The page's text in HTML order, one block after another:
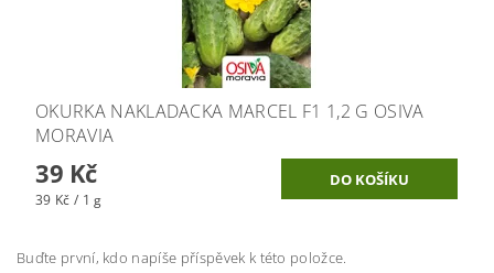
OKURKA NAKLADACKA MARCEL F1 1,2 G OSIVA
MORAVIA
39 Kč
39 Kč / 1 g
Buďte první, kdo napíše příspěvek k této položce.